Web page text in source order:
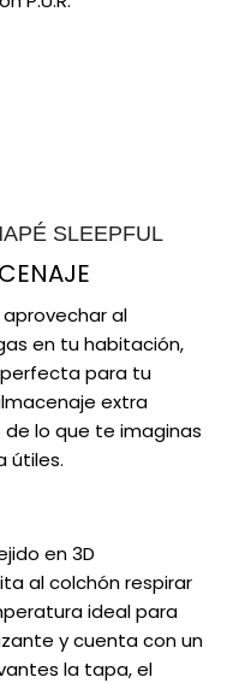
tus cosas de
SLEEPFUL
al
en tu habitación,
para tu
extra
lo que te imaginas
útiles.
en 3D
al colchón respirar
ideal para
y cuenta con un
la tapa, el